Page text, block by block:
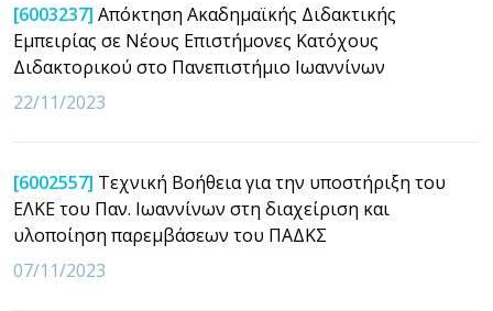
[6003237] Απόκτηση Ακαδημαϊκής Διδακτικής
Εμπειρίας σε Νέους Επιστήμονες Κατόχους
Διδακτορικού στο Πανεπιστήμιο Ιωαννίνων
22/11/2023
[6002557] Τεχνική Βοήθεια για την υποστήριξη του
ΕΛΚΕ του Παν. Ιωαννίνων στη διαχείριση και
υλοποίηση παρεμβάσεων του ΠΑΔΚΣ
07/11/2023